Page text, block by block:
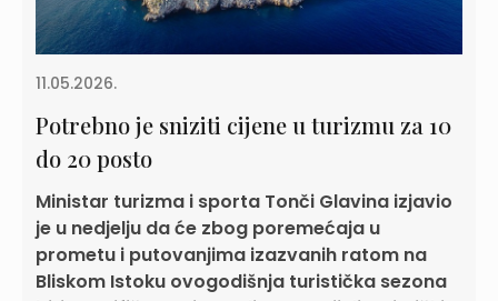
11.05.2026.
Potrebno je sniziti cijene u turizmu za 10
do 20 posto
Ministar turizma i sporta Tonči Glavina izjavio
je u nedjelju da će zbog poremećaja u
prometu i putovanjima izazvanih ratom na
Bliskom Istoku ovogodišnja turistička sezona